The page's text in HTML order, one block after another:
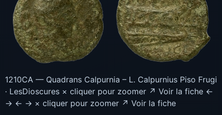
1210CA — Quadrans Calpurnia – L. Calpurnius Piso Frugi
· LesDioscures × cliquer pour zoomer ↗ Voir la fiche ←
→ ← → × cliquer pour zoomer ↗ Voir la fiche